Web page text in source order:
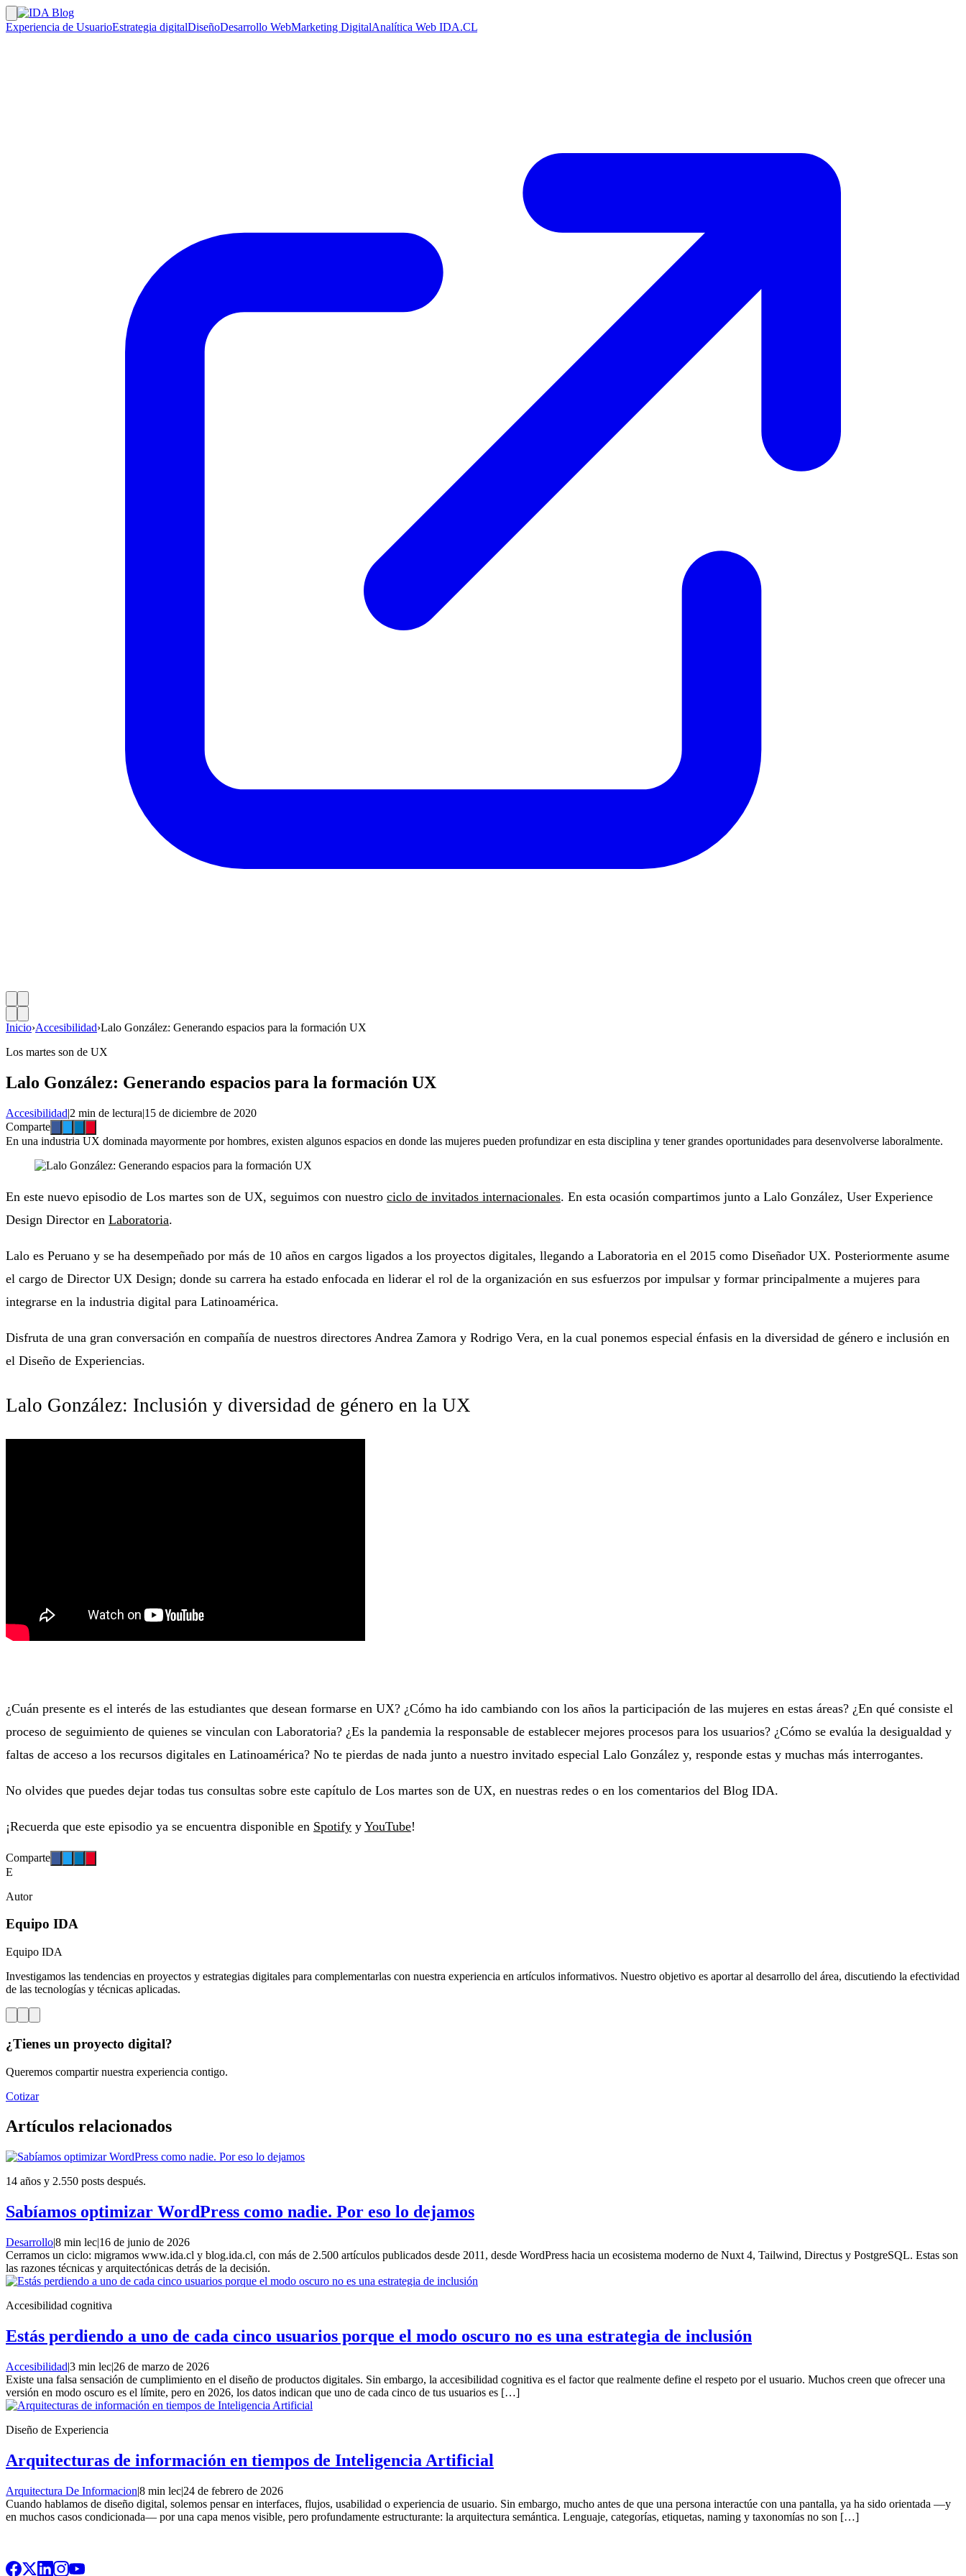
Experiencia de UsuarioEstrategia digitalDiseñoDesarrollo WebMarketing DigitalAnalítica Web IDA.CL
Inicio›Accesibilidad›Lalo González: Generando espacios para la formación UX
Los martes son de UX
Lalo González: Generando espacios para la formación UX
Accesibilidad|2 min de lectura|15 de diciembre de 2020
Comparte
En una industria UX dominada mayormente por hombres, existen algunos espacios en donde las mujeres pueden profundizar en esta disciplina y tener grandes oportunidades para desenvolverse laboralmente.
En este nuevo episodio de Los martes son de UX, seguimos con nuestro ciclo de invitados internacionales. En esta ocasión compartimos junto a Lalo González, User Experience
Design Director en Laboratoria.
Lalo es Peruano y se ha desempeñado por más de 10 años en cargos ligados a los proyectos digitales, llegando a Laboratoria en el 2015 como Diseñador UX. Posteriormente asume
el cargo de Director UX Design; donde su carrera ha estado enfocada en liderar el rol de la organización en sus esfuerzos por impulsar y formar principalmente a mujeres para
integrarse en la industria digital para Latinoamérica.
Disfruta de una gran conversación en compañía de nuestros directores Andrea Zamora y Rodrigo Vera, en la cual ponemos especial énfasis en la diversidad de género e inclusión en
el Diseño de Experiencias.
Lalo González: Inclusión y diversidad de género en la UX
¿Cuán presente es el interés de las estudiantes que desean formarse en UX? ¿Cómo ha ido cambiando con los años la participación de las mujeres en estas áreas? ¿En qué consiste el
proceso de seguimiento de quienes se vinculan con Laboratoria? ¿Es la pandemia la responsable de establecer mejores procesos para los usuarios? ¿Cómo se evalúa la desigualdad y
faltas de acceso a los recursos digitales en Latinoamérica? No te pierdas de nada junto a nuestro invitado especial Lalo González y, responde estas y muchas más interrogantes.
No olvides que puedes dejar todas tus consultas sobre este capítulo de Los martes son de UX, en nuestras redes o en los comentarios del Blog IDA.
¡Recuerda que este episodio ya se encuentra disponible en Spotify y YouTube!
Comparte
E
Autor
Equipo IDA
Equipo IDA
Investigamos las tendencias en proyectos y estrategias digitales para complementarlas con nuestra experiencia en artículos informativos. Nuestro objetivo es aportar al desarrollo del área, discutiendo la efectividad
de las tecnologías y técnicas aplicadas.
¿Tienes un proyecto digital?
Queremos compartir nuestra experiencia contigo.
Cotizar
Artículos relacionados
14 años y 2.550 posts después.
Sabíamos optimizar WordPress como nadie. Por eso lo dejamos
Desarrollo|8 min lec|16 de junio de 2026
Cerramos un ciclo: migramos www.ida.cl y blog.ida.cl, con más de 2.500 artículos publicados desde 2011, desde WordPress hacia un ecosistema moderno de Nuxt 4, Tailwind, Directus y PostgreSQL. Estas son
las razones técnicas y arquitectónicas detrás de la decisión.
Accesibilidad cognitiva
Estás perdiendo a uno de cada cinco usuarios porque el modo oscuro no es una estrategia de inclusión
Accesibilidad|3 min lec|26 de marzo de 2026
Existe una falsa sensación de cumplimiento en el diseño de productos digitales. Sin embargo, la accesibilidad cognitiva es el factor que realmente define el respeto por el usuario. Muchos creen que ofrecer una
versión en modo oscuro es el límite, pero en 2026, los datos indican que uno de cada cinco de tus usuarios es […]
Diseño de Experiencia
Arquitecturas de información en tiempos de Inteligencia Artificial
Arquitectura De Informacion|8 min lec|24 de febrero de 2026
Cuando hablamos de diseño digital, solemos pensar en interfaces, flujos, usabilidad o experiencia de usuario. Sin embargo, mucho antes de que una persona interactúe con una pantalla, ya ha sido orientada —y
en muchos casos condicionada— por una capa menos visible, pero profundamente estructurante: la arquitectura semántica. Lenguaje, categorías, etiquetas, naming y taxonomías no son […]